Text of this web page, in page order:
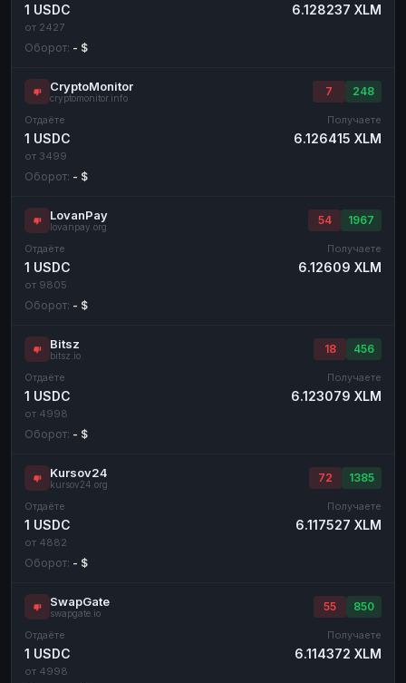
1 USDC
от 2427
6.128237 XLM
Оборот: - $
CryptoMonitor
cryptomonitor.info
7 248
Отдаёте
1 USDC
от 3499
Получаете
6.126415 XLM
Оборот: - $
LovanPay
lovanpay.org
54 1967
Отдаёте
1 USDC
от 9805
Получаете
6.12609 XLM
Оборот: - $
Bitsz
bitsz.io
18 456
Отдаёте
1 USDC
от 4998
Получаете
6.123079 XLM
Оборот: - $
Kursov24
kursov24.org
72 1385
Отдаёте
1 USDC
от 4882
Получаете
6.117527 XLM
Оборот: - $
SwapGate
swapgate.io
55 850
Отдаёте
1 USDC
от 4998
Получаете
6.114372 XLM